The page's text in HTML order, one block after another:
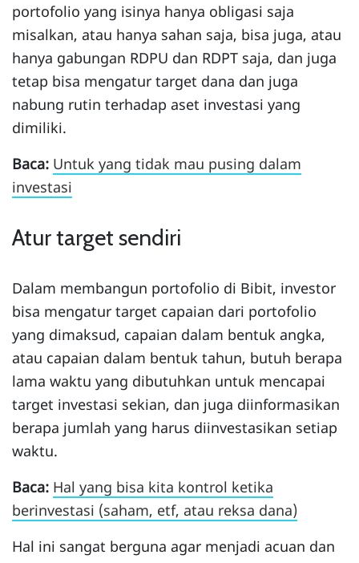
portofolio yang isinya hanya obligasi saja
misalkan, atau hanya sahan saja, bisa juga, atau
hanya gabungan RDPU dan RDPT saja, dan juga
tetap bisa mengatur target dana dan juga
nabung rutin terhadap aset investasi yang
dimiliki.
Baca: Untuk yang tidak mau pusing dalam
investasi
Atur target sendiri
Dalam membangun portofolio di Bibit, investor
bisa mengatur target capaian dari portofolio
yang dimaksud, capaian dalam bentuk angka,
atau capaian dalam bentuk tahun, butuh berapa
lama waktu yang dibutuhkan untuk mencapai
target investasi sekian, dan juga diinformasikan
berapa jumlah yang harus diinvestasikan setiap
waktu.
Baca: Hal yang bisa kita kontrol ketika
berinvestasi (saham, etf, atau reksa dana)
Hal ini sangat berguna agar menjadi acuan dan